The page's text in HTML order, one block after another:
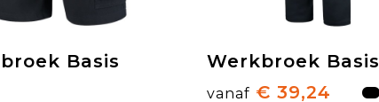
Basis
Werkbroek Basis
vanaf € 39,24